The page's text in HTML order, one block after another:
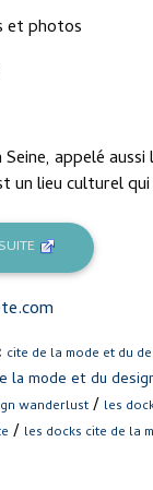
et photos
Seine, appelé
un lieu culturel
cite de la mode et du
la mode et du
wanderlust / les
/ les docks cite de la